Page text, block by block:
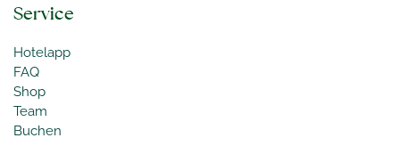
Service
Hotelapp
FAQ
Shop
Team
Buchen